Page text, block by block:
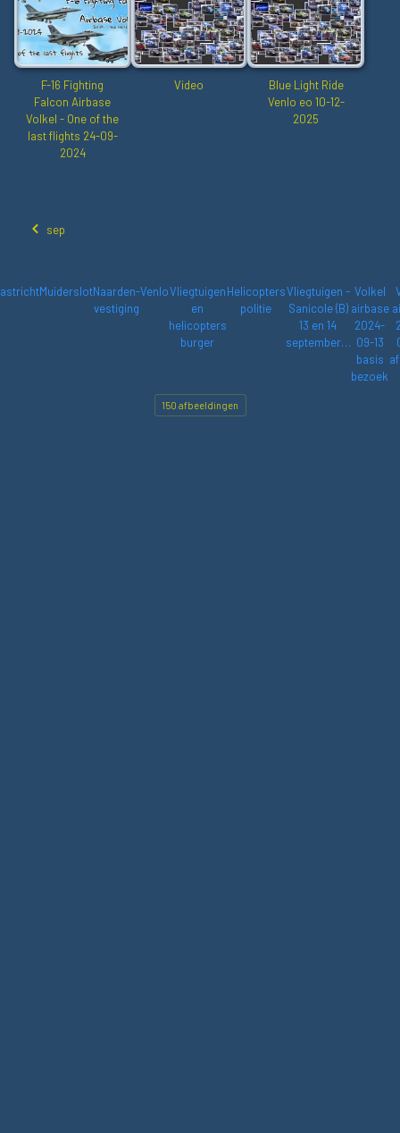
F-16 Fighting
Falcon Airbase
Volkel - One of the
last flights 24-09-
2024
Video
Blue Light Ride
Venlo eo 10-12-
2025
sep
MuiderslotNaarden-
vestiging
VenloVliegtuigen
en
helicopters
burger
Helicopters
politie
Vliegtuigen -
Sanicole (B)
13 en 14
september…
Volkel
airbase
2024-
09-13
basis
bezoek
150 afbeeldingen